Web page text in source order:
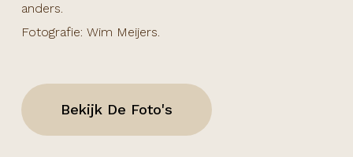
anders.
Fotografie: Wim Meijers.
Bekijk De Foto's